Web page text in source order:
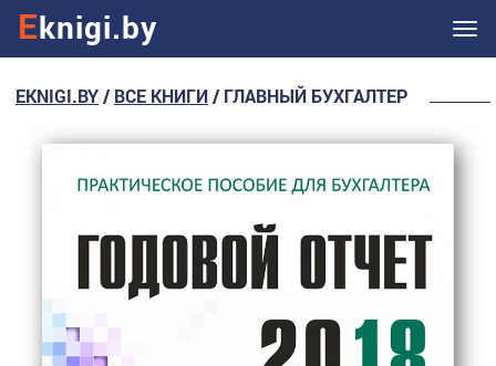
Eknigi.by
EKNIGI.BY/ВСЕ КНИГИ/ ГЛАВНЫЙ БУХГАЛТЕР